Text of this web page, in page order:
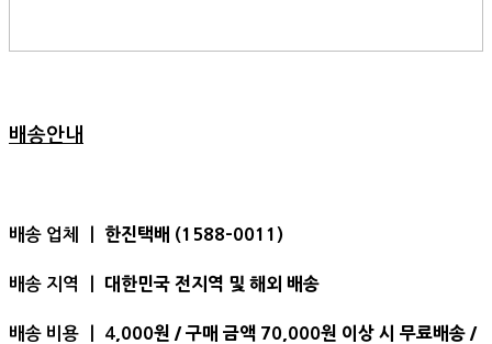
배송안내
배송 업체 ㅣ 한진택배 (1588-0011)
배송 지역 ㅣ 대한민국 전지역 및 해외 배송
배송 비용 ㅣ 4 ,000원 / 구매 금액 70,000원 이상 시 무료배송 /